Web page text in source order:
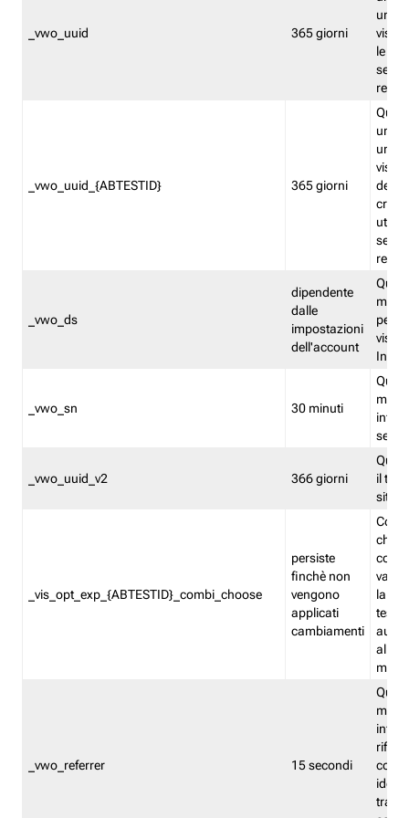
_vwo_uuid 365 giorni
le
_vwo_uuid_{ABTESTID} 365 giorni
un
del
_vwo_ds
dipendente
dalle
impostazioni
dell'account
_vwo_sn 30 minuti
_vwo_uuid_v2 366 giorni
il
sito
_vis_opt_exp_{ABTESTID}_combi_choose
persiste
finchè non
vengono
applicati
cambiamenti
che
la
test.
_vwo_referrer 15 secondi